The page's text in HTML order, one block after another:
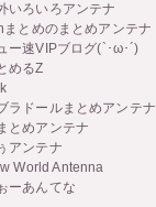
いろいろアンテナ
まとめのまとめアンテナ
ー速VIPブログ(`･ω･´)
めるZ
ラドールまとめアンテナ
とめアンテナ
アンテナ
World Antenna
ーあんてな